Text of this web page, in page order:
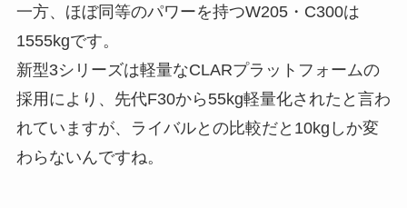
一方、ほぼ同等のパワーを持つW205・C300は
1555kgです。
新型3シリーズは軽量なCLARプラットフォームの
採用により、先代F30から55kg軽量化されたと言わ
れていますが、ライバルとの比較だと10kgしか変
わらないんですね。